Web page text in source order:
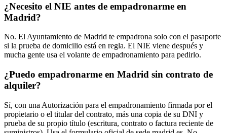
¿Necesito el NIE antes de empadronarme en
Madrid?
No. El Ayuntamiento de Madrid te empadrona solo con el pasaporte
si la prueba de domicilio está en regla. El NIE viene después y
mucha gente usa el volante de empadronamiento para pedirlo.
¿Puedo empadronarme en Madrid sin contrato de
alquiler?
Sí, con una Autorización para el empadronamiento firmada por el
propietario o el titular del contrato, más una copia de su DNI y
prueba de su propio título (escritura, contrato o factura reciente de